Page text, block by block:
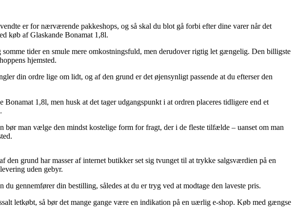
er for nærværende pakkeshops, og så skal du blot gå forbi efter dine varer når det
køb af Glaskande Bonamat 1,8l.
tider en smule mere omkostningsfuld, men derudover rigtig let gængelig. Den billigste
hjemsted.
din ordre lige om lidt, og af den grund er det øjensynligt passende at du efterser den
1,8l, men husk at det tager udgangspunkt i at ordren placeres tidligere end et
man vælge den mindst kostelige form for fragt, der i de fleste tilfælde – uanset om man
grund har masser af internet butikker set sig tvunget til at trykke salgsværdien på en
uden gebyr.
gennemfører din bestilling, således at du er tryg ved at modtage den laveste pris.
letkøbt, så bør det mange gange være en indikation på en uærlig e-shop. Køb med gængse